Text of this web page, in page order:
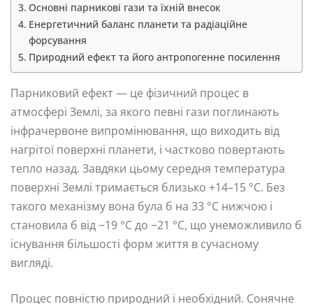
Основні парникові гази та їхній внесок
Енергетичний баланс планети та радіаційне
форсування
Природний ефект та його антропогенне посилення
Парниковий ефект — це фізичний процес в
атмосфері Землі, за якого певні гази поглинають
інфрачервоне випромінювання, що виходить від
нагрітої поверхні планети, і частково повертають
тепло назад. Завдяки цьому середня температура
поверхні Землі тримається близько +14–15 °C. Без
такого механізму вона була б на 33 °C нижчою і
становила б від −19 °C до −21 °C, що унеможливило б
існування більшості форм життя в сучасному
вигляді.
Процес повністю природний і необхідний. Сонячне